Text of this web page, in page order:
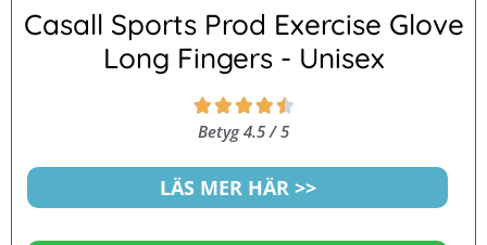
Casall Sports Prod Exercise Glove
Long Fingers - Unisex
4.5
5
Betyg 4.5 / 5
LÄS MER HÄR >>